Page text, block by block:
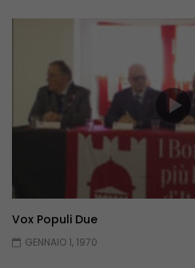
Vox Populi Due
GENNAIO 1, 1970